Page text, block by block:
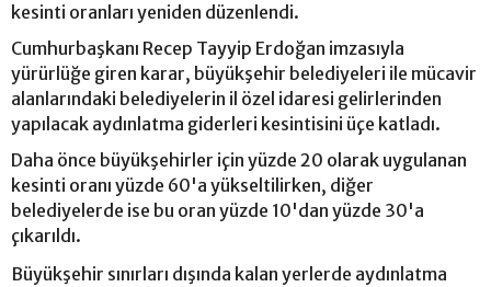
kesinti oranları yeniden düzenlendi.
Cumhurbaşkanı Recep Tayyip Erdoğan imzasıyla
yürürlüğe giren karar, büyükşehir belediyeleri ile mücavir
alanlarındaki belediyelerin il özel idaresi gelirlerinden
yapılacak aydınlatma giderleri kesintisini üçe katladı.
Daha önce büyükşehirler için yüzde 20 olarak uygulanan
kesinti oranı yüzde 60'a yükseltilirken, diğer
belediyelerde ise bu oran yüzde 10'dan yüzde 30'a
çıkarıldı.
Büyükşehir sınırları dışında kalan yerlerde aydınlatma